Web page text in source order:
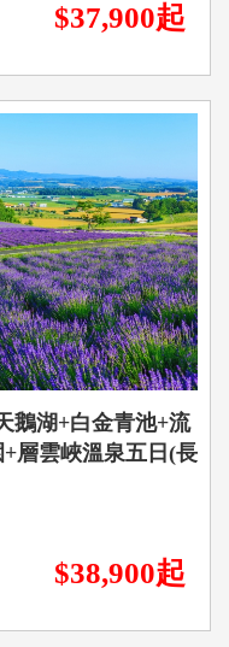
$37,900起
鵝湖+白金青池+流
層雲峽溫泉五日(長
$38,900起